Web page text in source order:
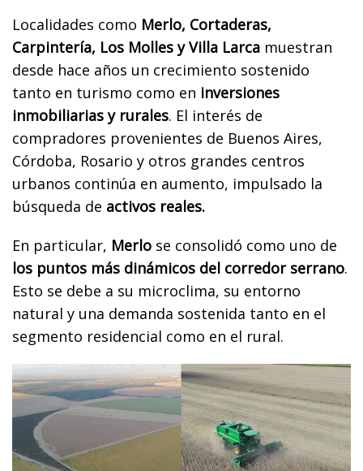
Localidades como Merlo, Cortaderas,
Carpintería, Los Molles y Villa Larca muestran
desde hace años un crecimiento sostenido
tanto en turismo como en inversiones
inmobiliarias y rurales. El interés de
compradores provenientes de Buenos Aires,
Córdoba, Rosario y otros grandes centros
urbanos continúa en aumento, impulsado la
búsqueda de activos reales.
En particular, Merlo se consolidó como uno de
los puntos más dinámicos del corredor serrano.
Esto se debe a su microclima, su entorno
natural y una demanda sostenida tanto en el
segmento residencial como en el rural.